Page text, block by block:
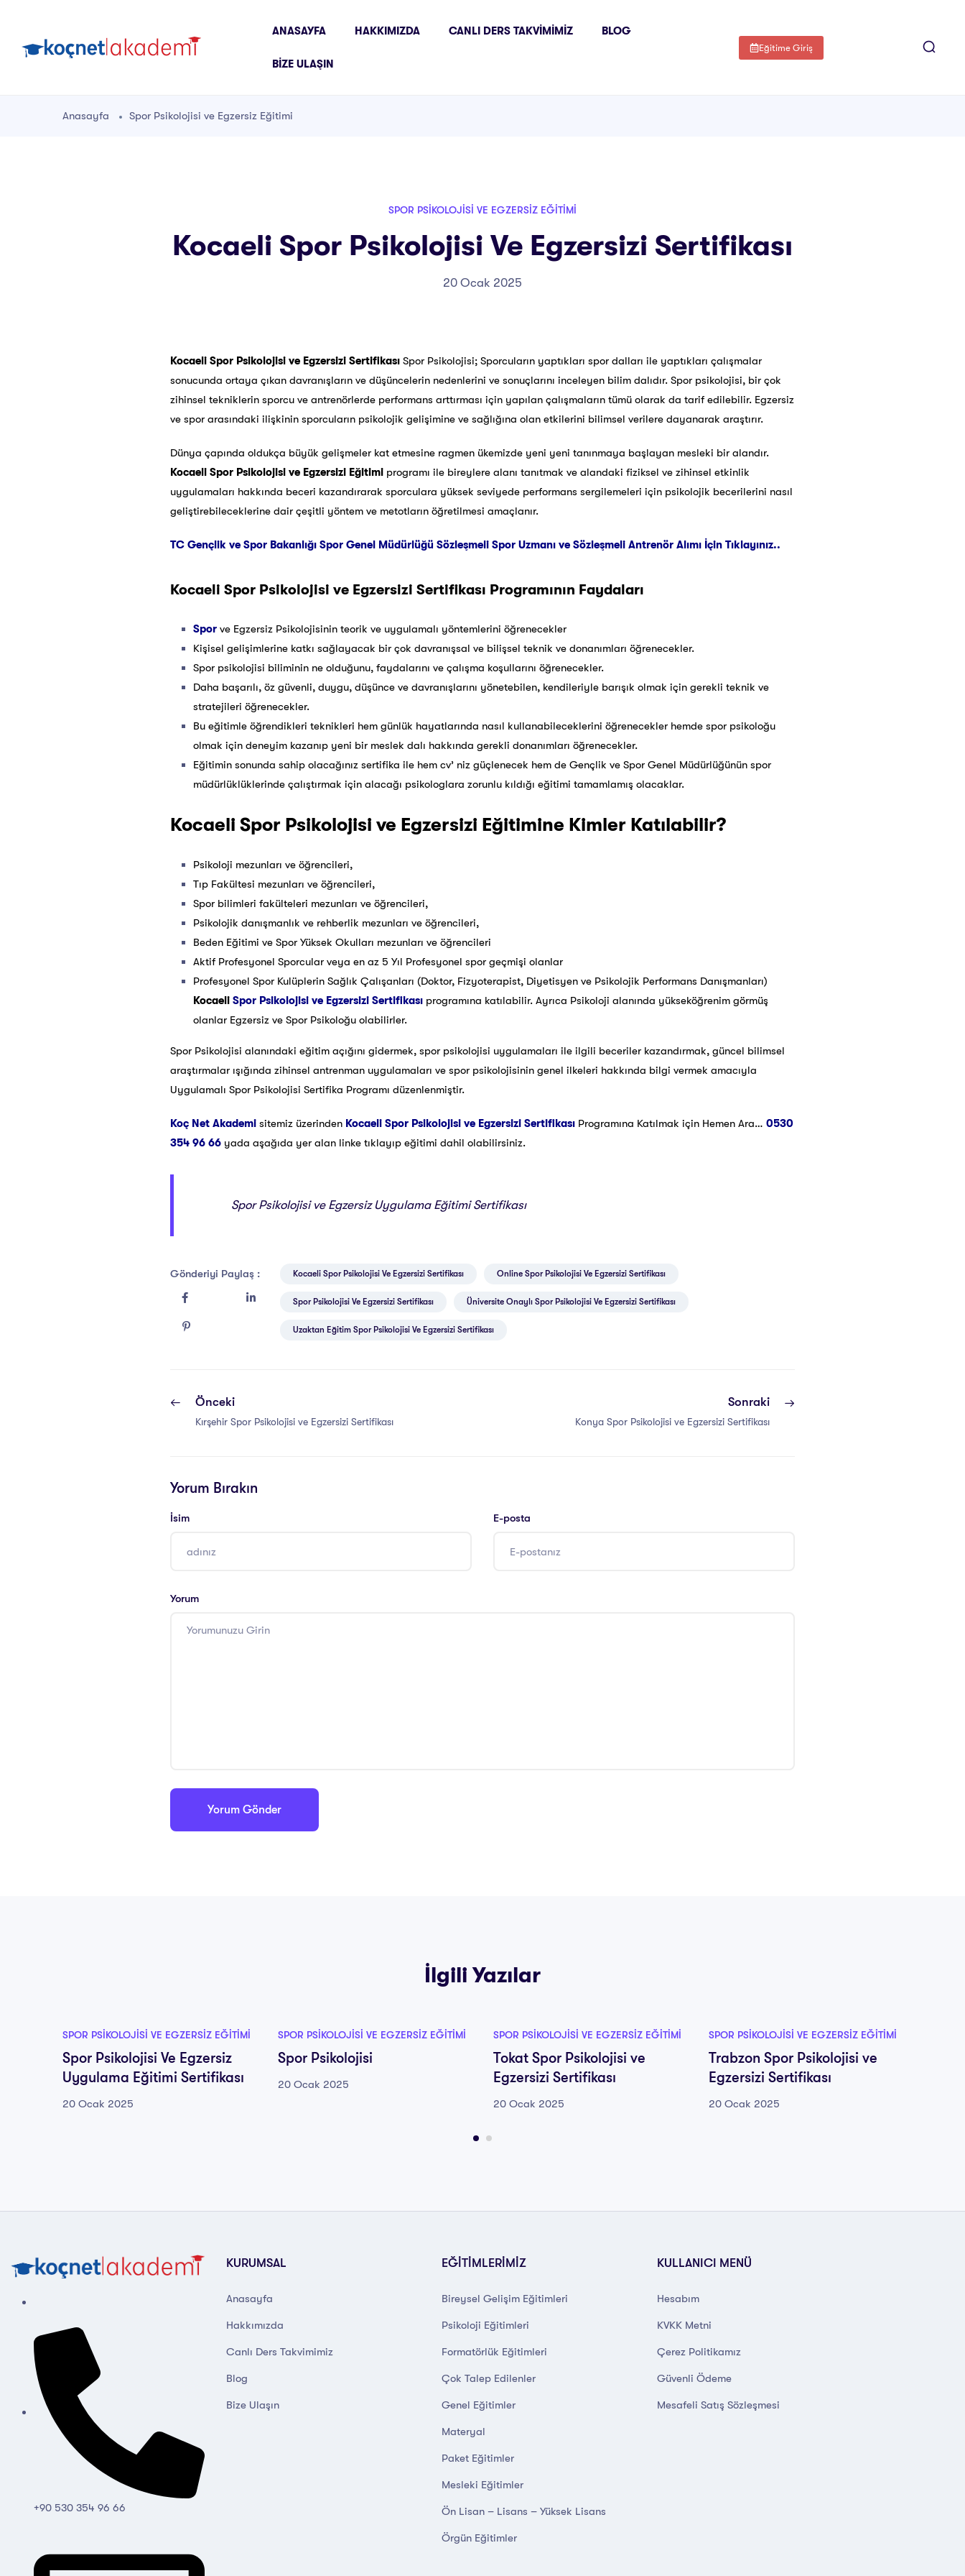
ANASAYFA HAKKIMIZDA CANLI DERS TAKVIMIMIZ BLOG
BIZE ULAŞIN
Eğitime Giriş
Anasayfa Spor Psikolojisi ve Egzersiz Eğitimi
SPOR PSIKOLOJISI VE EGZERSIZ EĞITIMI
Kocaeli Spor Psikolojisi Ve Egzersizi Sertifikası
20 Ocak 2025
Kocaeli Spor Psikolojisi ve Egzersizi Sertifikası Spor Psikolojisi; Sporcuların yaptıkları spor dalları ile yaptıkları çalışmalar
sonucunda ortaya çıkan davranışların ve düşüncelerin nedenlerini ve sonuçlarını inceleyen bilim dalıdır. Spor psikolojisi, bir çok
zihinsel tekniklerin sporcu ve antrenörlerde performans arttırması için yapılan çalışmaların tümü olarak da tarif edilebilir. Egzersiz
ve spor arasındaki ilişkinin sporcuların psikolojik gelişimine ve sağlığına olan etkilerini bilimsel verilere dayanarak araştırır.
Dünya çapında oldukça büyük gelişmeler kat etmesine ragmen ükemizde yeni yeni tanınmaya başlayan mesleki bir alandır.
Kocaeli Spor Psikolojisi ve Egzersizi Eğitimi programı ile bireylere alanı tanıtmak ve alandaki fiziksel ve zihinsel etkinlik
uygulamaları hakkında beceri kazandırarak sporculara yüksek seviyede performans sergilemeleri için psikolojik becerilerini nasıl
geliştirebileceklerine dair çeşitli yöntem ve metotların öğretilmesi amaçlanır.
TC Gençlik ve Spor Bakanlığı Spor Genel Müdürlüğü Sözleşmeli Spor Uzmanı ve Sözleşmeli Antrenör Alımı İçin Tıklayınız..
Kocaeli Spor Psikolojisi ve Egzersizi Sertifikası Programının Faydaları
Spor ve Egzersiz Psikolojisinin teorik ve uygulamalı yöntemlerini öğrenecekler
Kişisel gelişimlerine katkı sağlayacak bir çok davranışsal ve bilişsel teknik ve donanımları öğrenecekler.
Spor psikolojisi biliminin ne olduğunu, faydalarını ve çalışma koşullarını öğrenecekler.
Daha başarılı, öz güvenli, duygu, düşünce ve davranışlarını yönetebilen, kendileriyle barışık olmak için gerekli teknik ve
stratejileri öğrenecekler.
Bu eğitimle öğrendikleri teknikleri hem günlük hayatlarında nasıl kullanabileceklerini öğrenecekler hemde spor psikoloğu
olmak için deneyim kazanıp yeni bir meslek dalı hakkında gerekli donanımları öğrenecekler.
Eğitimin sonunda sahip olacağınız sertifika ile hem cv’ niz güçlenecek hem de Gençlik ve Spor Genel Müdürlüğünün spor
müdürlüklüklerinde çalıştırmak için alacağı psikologlara zorunlu kıldığı eğitimi tamamlamış olacaklar.
Kocaeli Spor Psikolojisi ve Egzersizi Eğitimine Kimler Katılabilir?
Psikoloji mezunları ve öğrencileri,
Tıp Fakültesi mezunları ve öğrencileri,
Spor bilimleri fakülteleri mezunları ve öğrencileri,
Psikolojik danışmanlık ve rehberlik mezunları ve öğrencileri,
Beden Eğitimi ve Spor Yüksek Okulları mezunları ve öğrencileri
Aktif Profesyonel Sporcular veya en az 5 Yıl Profesyonel spor geçmişi olanlar
Profesyonel Spor Kulüplerin Sağlık Çalışanları (Doktor, Fizyoterapist, Diyetisyen ve Psikolojik Performans Danışmanları)
Kocaeli Spor Psikolojisi ve Egzersizi Sertifikası programına katılabilir. Ayrıca Psikoloji alanında yükseköğrenim görmüş
olanlar Egzersiz ve Spor Psikoloğu olabilirler.
Spor Psikolojisi alanındaki eğitim açığını gidermek, spor psikolojisi uygulamaları ile ilgili beceriler kazandırmak, güncel bilimsel
araştırmalar ışığında zihinsel antrenman uygulamaları ve spor psikolojisinin genel ilkeleri hakkında bilgi vermek amacıyla
Uygulamalı Spor Psikolojisi Sertifika Programı düzenlenmiştir.
Koç Net Akademi sitemiz üzerinden Kocaeli Spor Psikolojisi ve Egzersizi Sertifikası Programına Katılmak için Hemen Ara… 0530
354 96 66 yada aşağıda yer alan linke tıklayıp eğitimi dahil olabilirsiniz.
Spor Psikolojisi ve Egzersiz Uygulama Eğitimi Sertifikası
Gönderiyi Paylaş : Kocaeli Spor Psikolojisi Ve Egzersizi Sertifikası Online Spor Psikolojisi Ve Egzersizi Sertifikası
Spor Psikolojisi Ve Egzersizi Sertifikası Üniversite Onaylı Spor Psikolojisi Ve Egzersizi Sertifikası
Uzaktan Eğitim Spor Psikolojisi Ve Egzersizi Sertifikası
Önceki
Kırşehir Spor Psikolojisi ve Egzersizi Sertifikası
Sonraki
Konya Spor Psikolojisi ve Egzersizi Sertifikası
Yorum Bırakın
İsim E-posta
Yorum
İlgili Yazılar
SPOR PSIKOLOJISI VE EGZERSIZ EĞITIMI
Spor Psikolojisi Ve Egzersiz
Uygulama Eğitimi Sertifikası
20 Ocak 2025
SPOR PSIKOLOJISI VE EGZERSIZ EĞITIMI
Spor Psikolojisi
20 Ocak 2025
SPOR PSIKOLOJISI VE EGZERSIZ EĞITIMI
Tokat Spor Psikolojisi ve
Egzersizi Sertifikası
20 Ocak 2025
SPOR PSIKOLOJISI VE EGZERSIZ EĞITIMI
Trabzon Spor Psikolojisi ve
Egzersizi Sertifikası
20 Ocak 2025
+90 530 354 96 66
KURUMSAL
Anasayfa
Hakkımızda
Canlı Ders Takvimimiz
Blog
Bize Ulaşın
EĞİTİMLERİMİZ
Bireysel Gelişim Eğitimleri
Psikoloji Eğitimleri
Formatörlük Eğitimleri
Çok Talep Edilenler
Genel Eğitimler
Materyal
Paket Eğitimler
Mesleki Eğitimler
Ön Lisan – Lisans – Yüksek Lisans
Örgün Eğitimler
KULLANICI MENÜ
Hesabım
KVKK Metni
Çerez Politikamız
Güvenli Ödeme
Mesafeli Satış Sözleşmesi